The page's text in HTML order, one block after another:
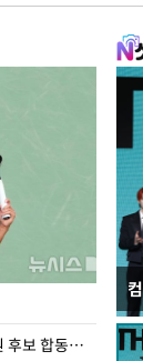
더불어민주당 당대표·최고위원 후보 합동연설회